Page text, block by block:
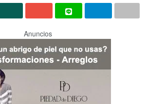
Anuncios